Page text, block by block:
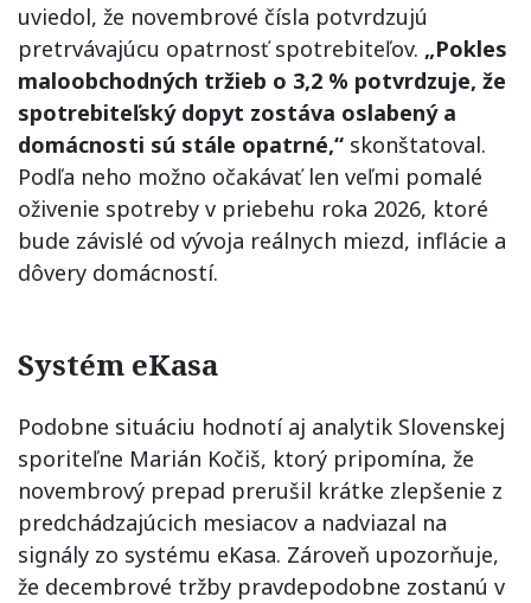
uviedol, že novembrové čísla potvrdzujú
pretrvávajúcu opatrnosť spotrebiteľov. „Pokles
maloobchodných tržieb o 3,2 % potvrdzuje, že
spotrebiteľský dopyt zostáva oslabený a
domácnosti sú stále opatrné,“ skonštatoval.
Podľa neho možno očakávať len veľmi pomalé
oživenie spotreby v priebehu roka 2026, ktoré
bude závislé od vývoja reálnych miezd, inflácie a
dôvery domácností.
Systém eKasa
Podobne situáciu hodnotí aj analytik Slovenskej
sporiteľne Marián Kočiš, ktorý pripomína, že
novembrový prepad prerušil krátke zlepšenie z
predchádzajúcich mesiacov a nadviazal na
signály zo systému eKasa. Zároveň upozorňuje,
že decembrové tržby pravdepodobne zostanú v